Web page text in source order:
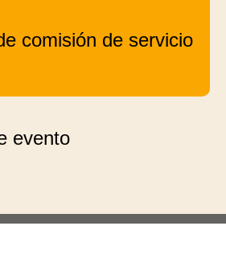
comisión de servicio
evento